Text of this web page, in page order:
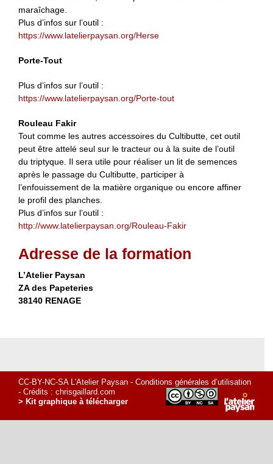
maraîchage.
Plus d’infos sur l’outil :
https://www.latelierpaysan.org/Herse
Porte-Tout
Plus d’infos sur l’outil :
https://www.latelierpaysan.org/Porte-tout
Rouleau Fakir
Tout comme les autres accessoires du Cultibutte, cet outil
peut être attelé seul sur le tracteur ou à la suite de l’outil
du triptyque. Il sera utile pour réaliser un lit de semences
après le passage du Cultibutte, participer à
l’enfouissement de la matière organique ou encore affiner
le profil des planches.
Plus d’infos sur l’outil :
http://www.latelierpaysan.org/Rouleau-Fakir
Adresse de la formation
L’Atelier Paysan
ZA des Papeteries
38140 RENAGE
CC-BY-NC-SA L'Atelier Paysan - Conditions générales d’utilisation
- Crédits : chrisgaillard.com
> Kit graphique à télécharger